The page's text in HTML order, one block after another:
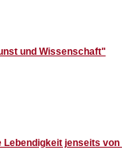
und Wissenschaft"
jenseits von